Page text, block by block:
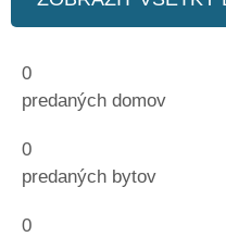
0
predaných domov
0
predaných bytov
0